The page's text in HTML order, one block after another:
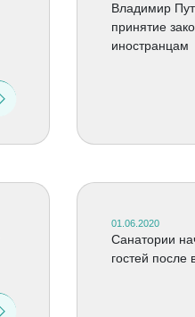
Владимир
принятие
иностранцам
01.06.2020
Санатории
гостей после